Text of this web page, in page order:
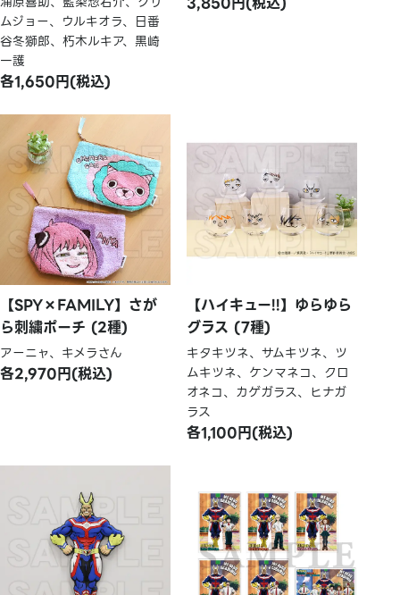
ムジョー、ウルキオラ、日番
谷冬獅郎、朽木ルキア、黒崎
一護
各1,650円(税込)
【SPY×FAMILY】さが
ら刺繍ポーチ (2種)
アーニャ、キメラさん
各2,970円(税込)
【ハイキュー!!】ゆらゆら
グラス (7種)
キタキツネ、サムキツネ、ツ
ムキツネ、ケンマネコ、クロ
オネコ、カゲガラス、ヒナガ
ラス
各1,100円(税込)